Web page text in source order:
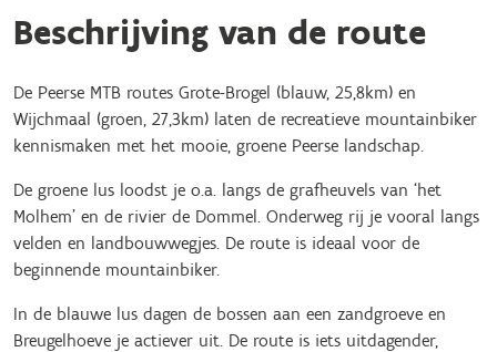
Beschrijving van de route
De Peerse MTB routes Grote-Brogel (blauw, 25,8km) en
Wijchmaal (groen, 27,3km) laten de recreatieve mountainbiker
kennismaken met het mooie, groene Peerse landschap.
De groene lus loodst je o.a. langs de grafheuvels van ‘het
Molhem’ en de rivier de Dommel. Onderweg rij je vooral langs
velden en landbouwwegjes. De route is ideaal voor de
beginnende mountainbiker.
In de blauwe lus dagen de bossen aan een zandgroeve en
Breugelhoeve je actiever uit. De route is iets uitdagender,